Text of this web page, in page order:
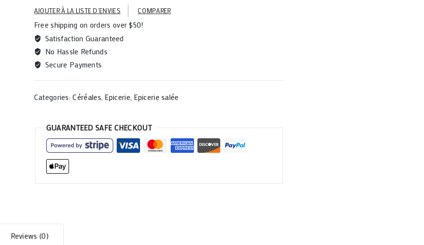
complète
-
500G
quantity
AJOUTER À LA LISTE D’ENVIES COMPARER
Free shipping on orders over $50!
Satisfaction Guaranteed
No Hassle Refunds
Secure Payments
Categories:Céréales, Epicerie, Epicerie salée
GUARANTEED SAFE CHECKOUT
Reviews (0)